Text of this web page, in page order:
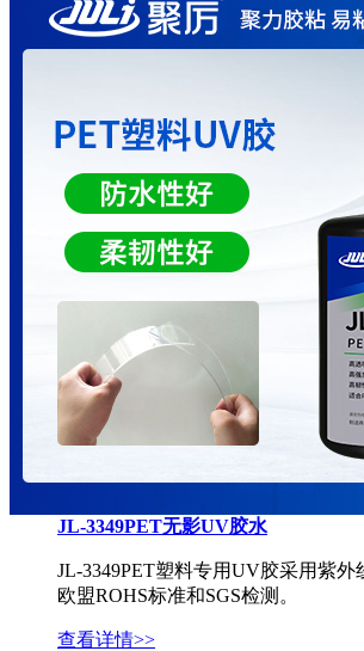
JL-3349PET无影UV胶水
JL-3349PET塑料专用UV胶采用紫
欧盟ROHS标准和SGS检测。
查看详情>>